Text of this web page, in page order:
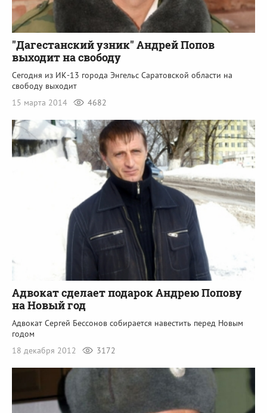
"Дагестанский узник" Андрей Попов
выходит на свободу
Сегодня из ИК-13 города Энгельс Саратовской области на
свободу выходит
15 марта 2014
4682
Адвокат сделает подарок Андрею Попову
на Новый год
Адвокат Сергей Бессонов собирается навестить перед Новым
годом
18 декабря 2012
3172